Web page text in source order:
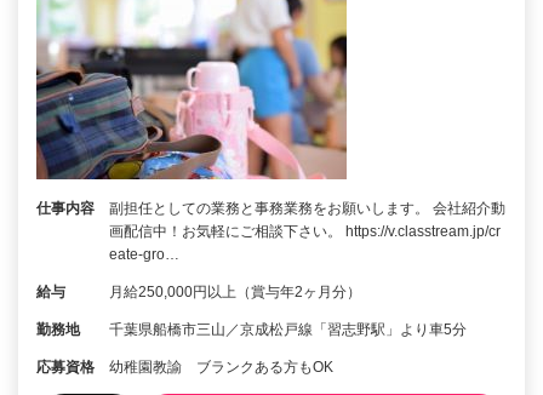
仕事内容
副担任としての業務と事務業務をお願いします。 会社紹介動
画配信中！お気軽にご相談下さい。 https://v.classtream.jp/cr
eate-gro…
給与 月給250,000円以上（賞与年2ヶ月分）
勤務地 千葉県船橋市三山／京成松戸線「習志野駅」より車5分
応募資格 幼稚園教諭 ブランクある方もOK